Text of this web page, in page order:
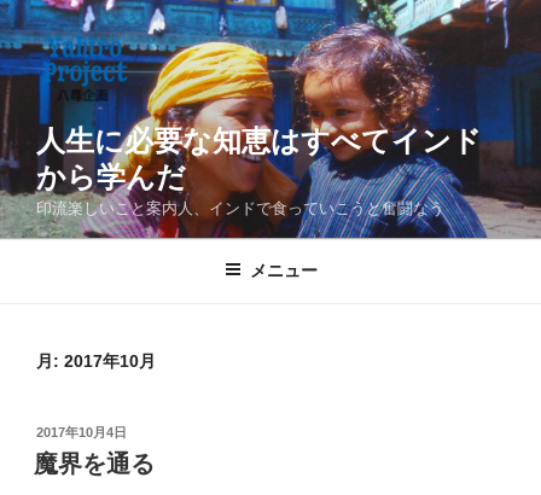
コ
ン
テ
ン
ツ
へ
ス
キ
ッ
人生に必要な知恵はすべてインド
から学んだ
印流楽しいこと案内人、インドで食っていこうと奮闘なう
メニュー
月: 2017年10月
投
稿
日:
2017年10月4日
魔界を通る